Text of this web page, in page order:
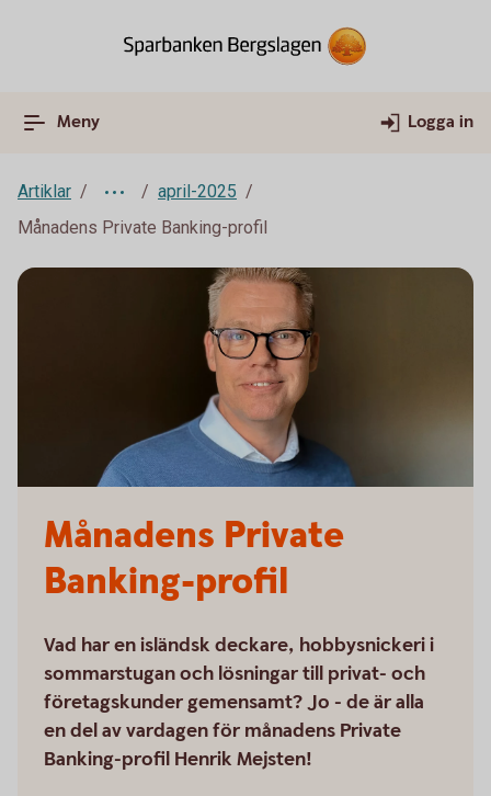
Meny Logga in
Artiklar
april-2025
Månadens Private Banking-profil
Månadens Private
Banking-profil
Vad har en isländsk deckare, hobbysnickeri i
sommarstugan och lösningar till privat- och
företagskunder gemensamt? Jo - de är alla
en del av vardagen för månadens Private
Banking-profil Henrik Mejsten!